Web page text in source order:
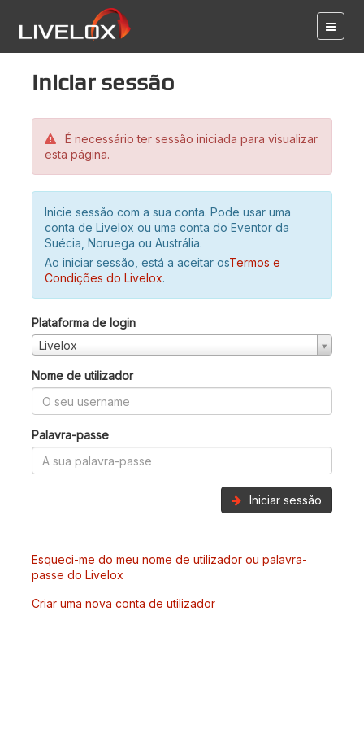
Iniciar sessão
É necessário ter sessão iniciada para visualizar
esta página.
Inicie sessão com a sua conta. Pode usar uma
conta de Livelox ou uma conta do Eventor da
Suécia, Noruega ou Austrália.
Ao iniciar sessão, está a aceitar osTermos e
Condições do Livelox.
Plataforma de login
Livelox
Nome de utilizador
Palavra-passe
Iniciar sessão
Esqueci-me do meu nome de utilizador ou palavra-
passe do Livelox
Criar uma nova conta de utilizador